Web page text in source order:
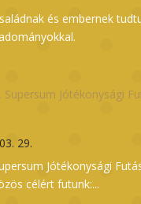
és embernek
29.
Jótékonysági
célért futunk:...